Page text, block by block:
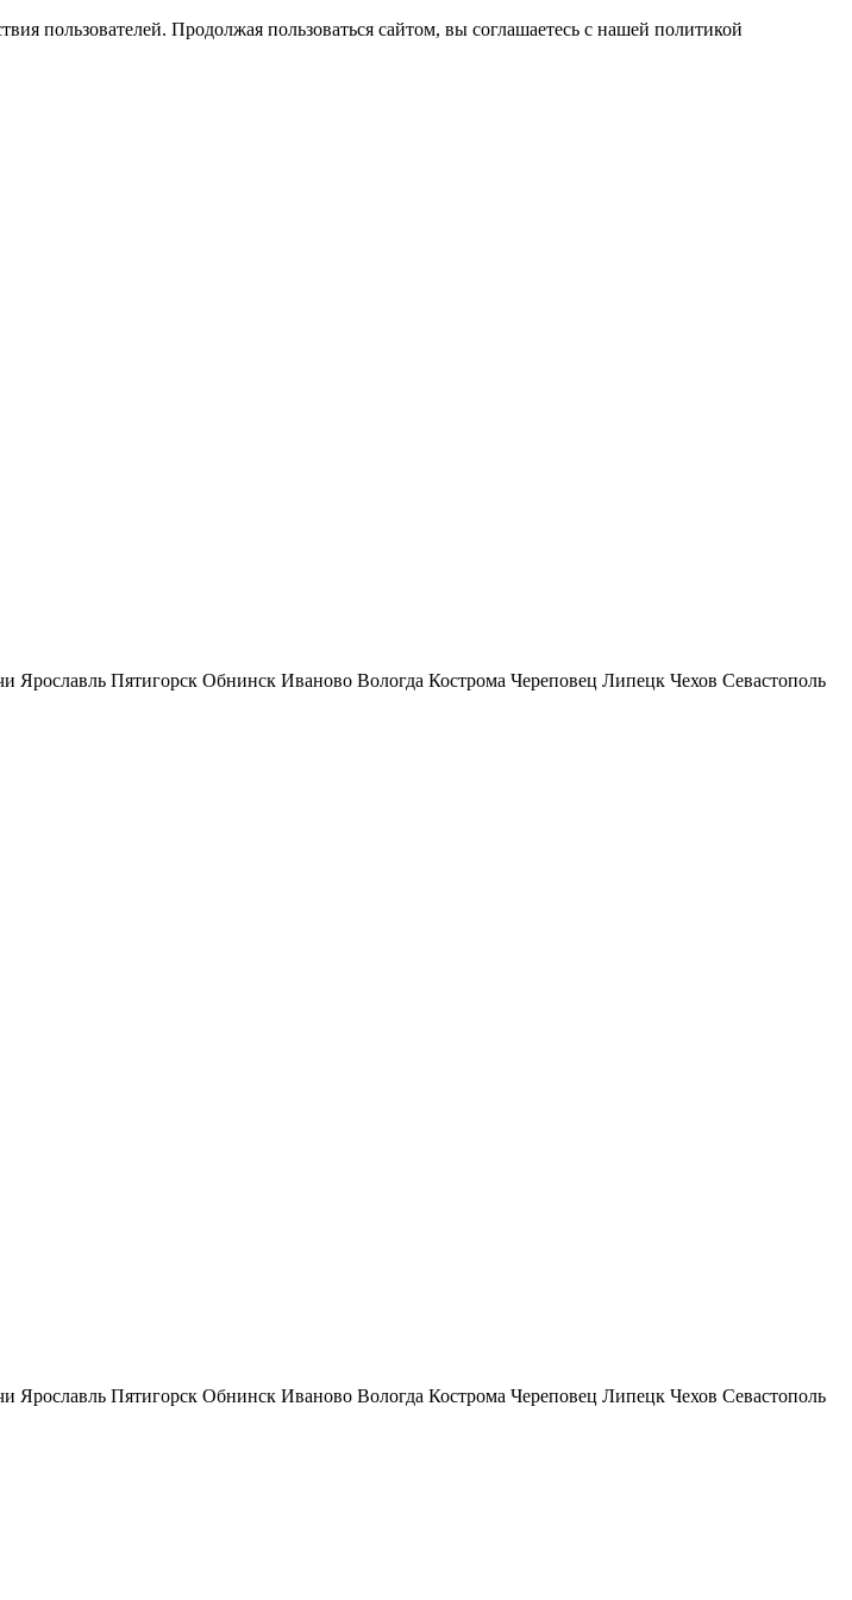
пользователей. Продолжая пользоваться сайтом, вы соглашаетесь с нашей политикой
Ярославль Пятигорск Обнинск Иваново Вологда Кострома Череповец Липецк Чехов Севастополь
Ярославль Пятигорск Обнинск Иваново Вологда Кострома Череповец Липецк Чехов Севастополь